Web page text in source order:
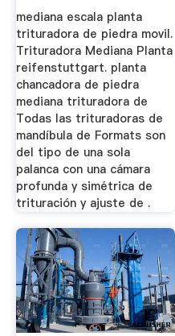
mediana escala planta
trituradora de piedra movil.
Trituradora Mediana Planta
reifenstuttgart. planta
chancadora de piedra
mediana trituradora de
Todas las trituradoras de
mandíbula de Formats son
del tipo de una sola
palanca con una cámara
profunda y simétrica de
trituración y ajuste de .